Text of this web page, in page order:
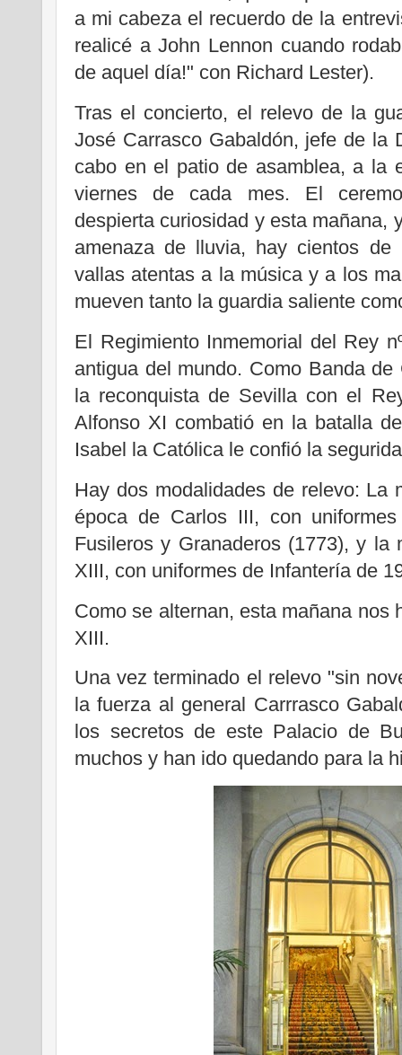
a mi cabeza el recuerdo de la
realicé a John Lennon cuando
de aquel día!" con Richard Lester).
Tras el concierto, el relevo de la
José Carrasco Gabaldón, jefe de la
cabo en el patio de asamblea, a la
viernes de cada mes. El
despierta curiosidad y esta mañana,
amenaza de lluvia, hay cientos de
vallas atentas a la música y a los
mueven tanto la guardia saliente
El Regimiento Inmemorial del Rey
antigua del mundo. Como Banda
la reconquista de Sevilla con el
Alfonso XI combatió en la batalla
Isabel la Católica le confió la
Hay dos modalidades de relevo: La
época de Carlos III, con
Fusileros y Granaderos (1773), y
XIII, con uniformes de Infantería de
Como se alternan, esta mañana nos
XIII.
Una vez terminado el relevo "sin
la fuerza al general Carrrasco
los secretos de este Palacio de
muchos y han ido quedando para la